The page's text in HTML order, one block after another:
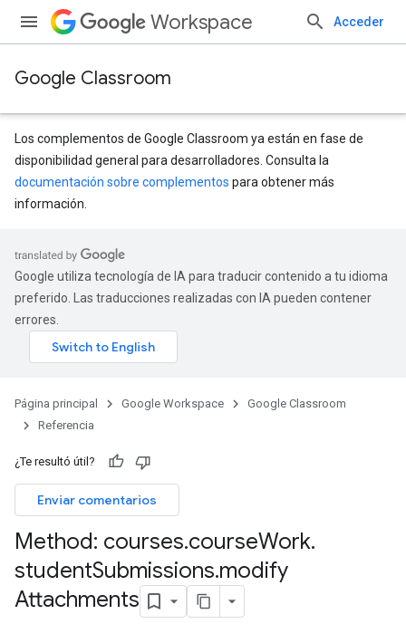
Workspace Acceder
Google Classroom
Los complementos de Google Classroom ya están en fase de
disponibilidad general para desarrolladores. Consulta la
documentación sobre complementos para obtener más
información.
Google utiliza tecnología de IA para traducir contenido a tu idioma
preferido. Las traducciones realizadas con IA pueden contener
errores.
Página principal Google Workspace
Google Classroom
Referencia
¿Te resultó útil?
Enviar comentarios
Method: courses.courseWork.
studentSubmissions.modify
Attachments